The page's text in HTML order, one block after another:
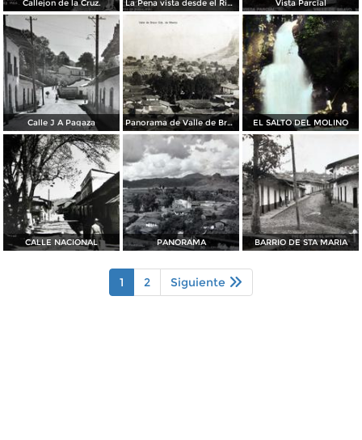
Callejon de la Cruz. La Pena vista desde el Rio del Salitre Vista Parcial
Calle J A Pagaza Panorama de Valle de Bravo Edo. de Mexico EL SALTO DEL MOLINO
CALLE NACIONAL PANORAMA BARRIO DE STA MARIA
1 2 Siguiente